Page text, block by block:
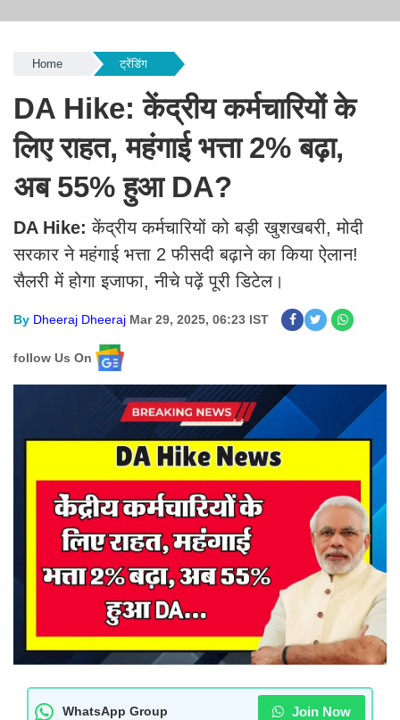
Home ट्रेंडिंग
DA Hike: केंद्रीय कर्मचारियों के
लिए राहत, महंगाई भत्ता 2% बढ़ा,
अब 55% हुआ DA?
DA Hike: केंद्रीय कर्मचारियों को बड़ी खुशखबरी, मोदी
सरकार ने महंगाई भत्ता 2 फीसदी बढ़ाने का किया ऐलान!
सैलरी में होगा इजाफा, नीचे पढ़ें पूरी डिटेल।
By Dheeraj Dheeraj Mar 29, 2025, 06:23 IST
follow Us On
WhatsApp Group Join Now